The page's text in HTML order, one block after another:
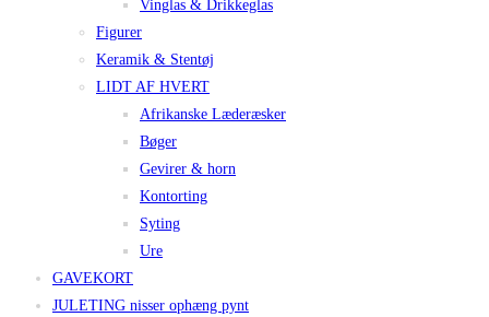
Vinglas & Drikkeglas
Figurer
Keramik & Stentøj
LIDT AF HVERT
Afrikanske Læderæsker
Bøger
Gevirer & horn
Kontorting
Syting
Ure
GAVEKORT
JULETING nisser ophæng pynt